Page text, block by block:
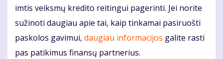
imtis veiksmų kredito reitingui pagerinti. Jei norite
sužinoti daugiau apie tai, kaip tinkamai pasiruošti
paskolos gavimui, daugiau informacijos galite rasti
pas patikimus finansų partnerius.